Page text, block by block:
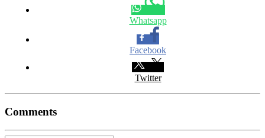
Whatsapp
Facebook
Twitter
Comments